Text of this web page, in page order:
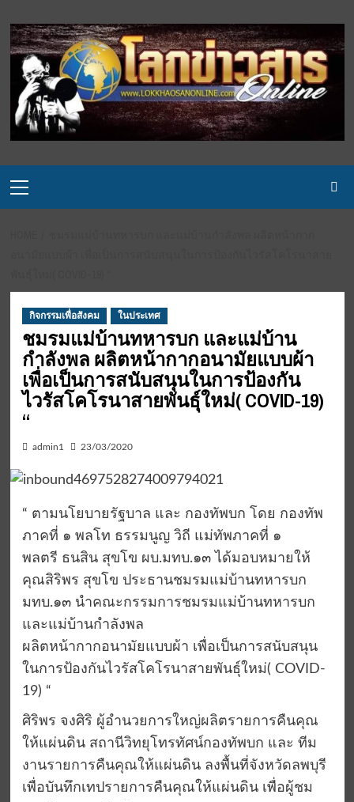
to
content
Menu
กิจกรรมเพื่อสังคม ในประเทศ
ชมรมแม่บ้านทหารบก และแม่บ้าน
กำลังพล ผลิตหน้ากากอนามัยแบบผ้า
เพื่อเป็นการสนับสนุนในการป้องกัน
ไวรัสโคโรนาสายพันธุ์ใหม่( COVID-19)
“
admin1 23/03/2020
“ ตามนโยบายรัฐบาล และ กองทัพบก โดย กองทัพ
ภาคที่ ๑ พลโท ธรรมนูญ วิถี แม่ทัพภาคที่ ๑
พลตรี ธนสิน สุขโข ผบ.มทบ.๑๓ ได้มอบหมายให้
คุณสิริพร สุขโข ประธานชมรมแม่บ้านทหารบก
มทบ.๑๓ นำคณะกรรมการชมรมแม่บ้านทหารบก
และแม่บ้านกำลังพล
ผลิตหน้ากากอนามัยแบบผ้า เพื่อเป็นการสนับสนุน
ในการป้องกันไวรัสโคโรนาสายพันธุ์ใหม่( COVID-
19) “
ศิริพร จงศิริ ผู้อำนวยการใหญ่ผลิตรายการคืนคุณ
ให้แผ่นดิน สถานีวิทยุโทรทัศน์กองทัพบก และ ทีม
งานรายการคืนคุณให้แผ่นดิน ลงพื้นที่จังหวัดลพบุรี
เพื่อบันทึกเทปรายการคืนคุณให้แผ่นดิน เพื่อผู้ชม